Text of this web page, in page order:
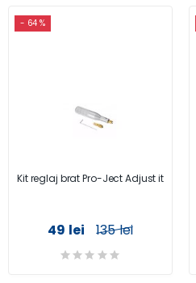
- 64 %
Kit reglaj brat Pro-Ject Adjust it
49 lei 135 lei